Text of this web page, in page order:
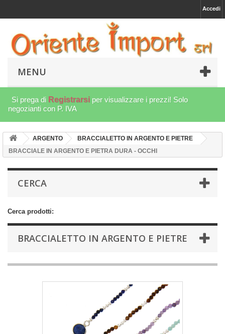
Accedi
MENU
Si prega di Registrarsi per visualizzare i prezzi! Solo
negozianti con P. IVA
ARGENTO
BRACCIALETTO IN ARGENTO E PIETRE
BRACCIALE IN ARGENTO E PIETRA DURA - OCCHI
CERCA
Cerca prodotti:
BRACCIALETTO IN ARGENTO E PIETRE